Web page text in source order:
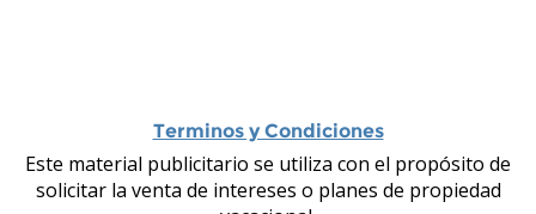
Terminos y Condiciones
Este material publicitario se utiliza con el propósito de
solicitar la venta de intereses o planes de propiedad